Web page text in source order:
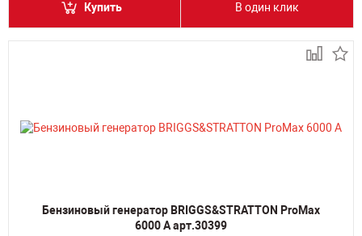
Купить В один клик
Бензиновый генератор BRIGGS&STRATTON ProMax
6000 A арт.30399